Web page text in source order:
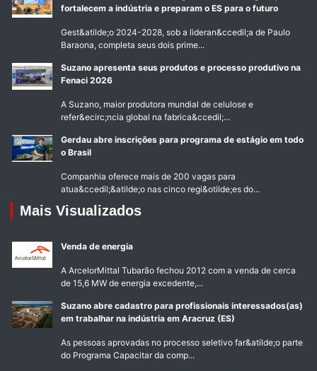
fortalecem a indústria e preparam o ES para o futuro
Gest&atilde;o 2024-2028, sob a lideran&ccedil;a de Paulo
Baraona, completa seus dois prime...
Suzano apresenta seus produtos e processo produtivo na
Fenaci 2026
A Suzano, maior produtora mundial de celulose e
refer&ecirc;ncia global na fabrica&ccedil;...
Gerdau abre inscrições para programa de estágio em todo
o Brasil
Companhia oferece mais de 200 vagas para
atua&ccedil;&atilde;o nas cinco regi&otilde;es do...
Mais Visualizados
Venda de energia
A ArcelorMittal Tubarão fechou 2012 com a venda de cerca
de 15,6 MW de energia excedente,...
Suzano abre cadastro para profissionais interessados(as)
em trabalhar na indústria em Aracruz (ES)
As pessoas aprovadas no processo seletivo far&atilde;o parte
do Programa Capacitar da comp...